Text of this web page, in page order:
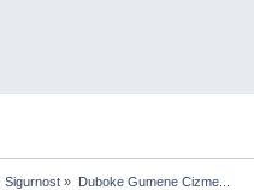
Sigurnost » Duboke Gumene Cizme...